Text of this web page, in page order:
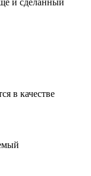
и сделанный
в качестве